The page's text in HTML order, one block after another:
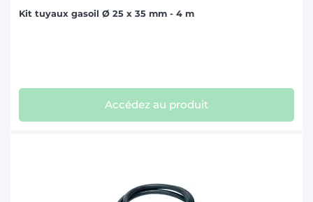
Kit tuyaux gasoil Ø 25 x 35 mm - 4 m
Accédez au produit